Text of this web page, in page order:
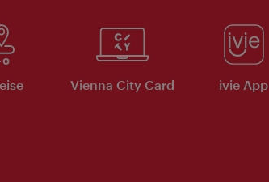
Vienna City Card ivie App